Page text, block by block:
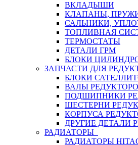
ВКЛАДЫШИ
КЛАПАНЫ,
САЛЬНИКИ,
ТОПЛИВНАЯ
ТЕРМОСТАТЫ
ДЕТАЛИ ГРМ
БЛОКИ
ЗАПЧАСТИ ДЛЯ
БЛОКИ
ВАЛЫ
ПОДШИПНИКИ
ШЕСТЕРНИ
КОРПУСА
ДРУГИЕ ДЕТАЛИ
РАДИАТОРЫ
РАДИАТОРЫ